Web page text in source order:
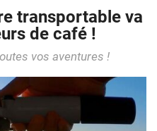
transportable va
de café !
vos aventures !